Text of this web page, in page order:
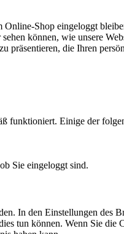
Online-Shop eingeloggt
können, wie unsere
präsentieren, die Ihren
funktioniert. Einige der
Sie eingeloggt sind.
In den Einstellungen
tun können. Wenn Sie die